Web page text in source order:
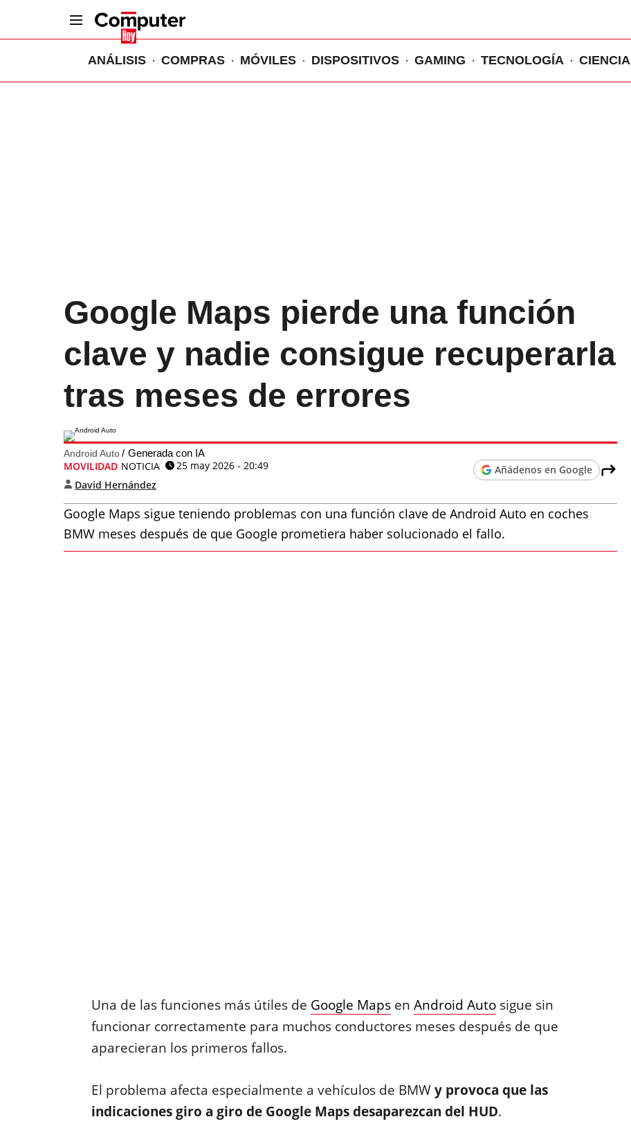
ANÁLISIS COMPRAS MÓVILES DISPOSITIVOS GAMING TECNOLOGÍA CIENCIA
Google Maps pierde una función
clave y nadie consigue recuperarla
tras meses de errores
Android Auto Generada con IA
MOVILIDAD NOTICIA
25 may 2026 - 20:49
David Hernández
Añádenos en Google
Google Maps sigue teniendo problemas con una función clave de Android Auto en coches
BMW meses después de que Google prometiera haber solucionado el fallo.
Una de las funciones más útiles de Google Mapsen Android Autosigue sin
funcionar correctamente para muchos conductores meses después de que
aparecieran los primeros fallos.
El problema afecta especialmente a vehículos de BMWy provoca que las
indicaciones giro a giro de Google Maps desaparezcan del HUD.